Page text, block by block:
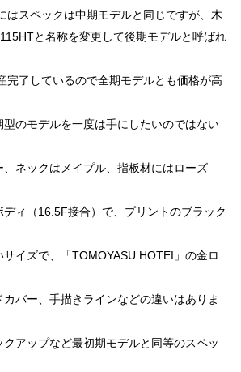
はスペックは中期モデルと同じですが、木
と名称を変更して後期モデルと呼ばれ
完了しているので全期モデルとも価格が高
のモデルを一度は手にしたいのではない
ネックはメイプル、指板材にはローズ
ィ（16.5F接合）で、プリントのブラック
イズで、「TOMOYASU HOTEI」の金ロ
バー、手描きラインなどの違いはありま
アップなど最初期モデルと同等のスペッ